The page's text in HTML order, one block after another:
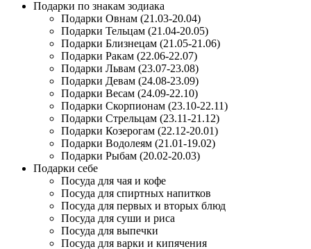
Подарки по знакам зодиака
Подарки Овнам (21.03-20.04)
Подарки Тельцам (21.04-20.05)
Подарки Близнецам (21.05-21.06)
Подарки Ракам (22.06-22.07)
Подарки Львам (23.07-23.08)
Подарки Девам (24.08-23.09)
Подарки Весам (24.09-22.10)
Подарки Скорпионам (23.10-22.11)
Подарки Стрельцам (23.11-21.12)
Подарки Козерогам (22.12-20.01)
Подарки Водолеям (21.01-19.02)
Подарки Рыбам (20.02-20.03)
Подарки себе
Посуда для чая и кофе
Посуда для спиртных напитков
Посуда для первых и вторых блюд
Посуда для суши и риса
Посуда для выпечки
Посуда для варки и кипячения